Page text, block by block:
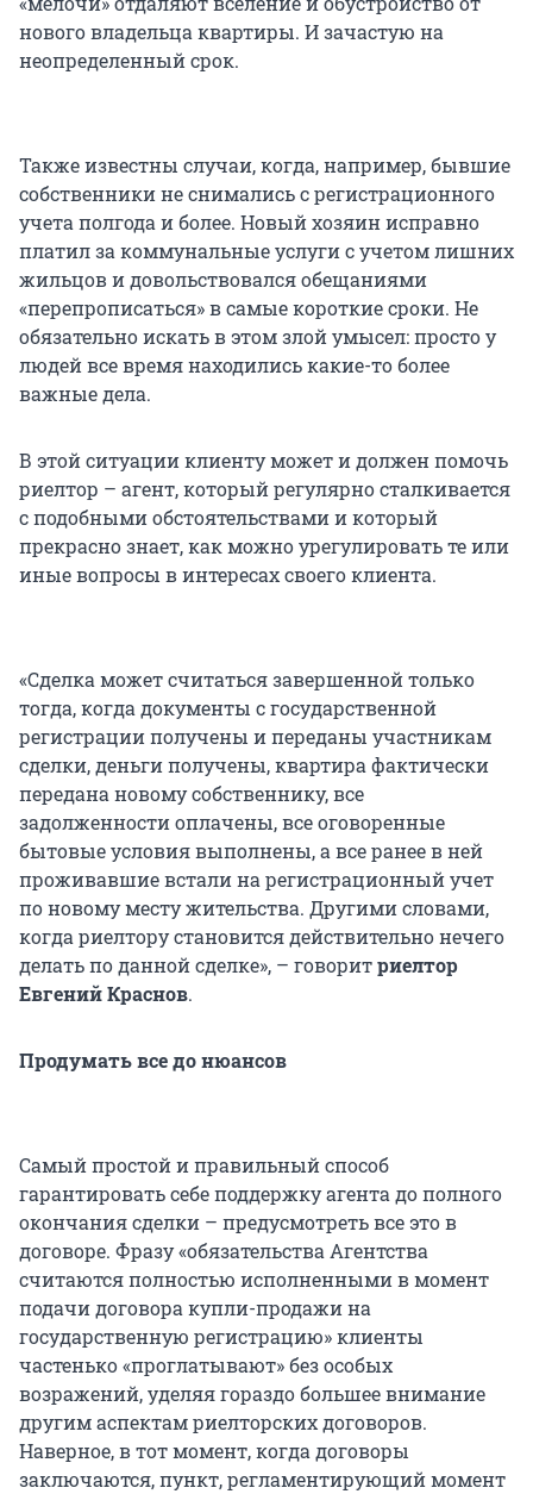
нового владельца квартиры. И зачастую на
неопределенный срок.
Также известны случаи, когда, например, бывшие
собственники не снимались с регистрационного
учета полгода и более. Новый хозяин исправно
платил за коммунальные услуги с учетом лишних
жильцов и довольствовался обещаниями
«перепрописаться» в самые короткие сроки. Не
обязательно искать в этом злой умысел: просто у
людей все время находились какие-то более
важные дела.
В этой ситуации клиенту может и должен помочь
риелтор – агент, который регулярно сталкивается
с подобными обстоятельствами и который
прекрасно знает, как можно урегулировать те или
иные вопросы в интересах своего клиента.
«Сделка может считаться завершенной только
тогда, когда документы с государственной
регистрации получены и переданы участникам
сделки, деньги получены, квартира фактически
передана новому собственнику, все
задолженности оплачены, все оговоренные
бытовые условия выполнены, а все ранее в ней
проживавшие встали на регистрационный учет
по новому месту жительства. Другими словами,
когда риелтору становится действительно нечего
делать по данной сделке», – говоритриелтор
Евгений Краснов.
Продумать все до нюансов
Самый простой и правильный способ
гарантировать себе поддержку агента до полного
окончания сделки – предусмотреть все это в
договоре. Фразу «обязательства Агентства
считаются полностью исполненными в момент
подачи договора купли-продажи на
государственную регистрацию» клиенты
частенько «проглатывают» без особых
возражений, уделяя гораздо большее внимание
другим аспектам риелторских договоров.
Наверное, в тот момент, когда договоры
заключаются, пункт, регламентирующий момент